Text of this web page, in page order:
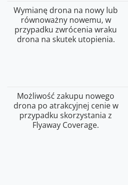
Wymianę drona na nowy lub
równoważny nowemu, w
przypadku zwrócenia wraku
drona na skutek utopienia.
Możliwość zakupu nowego
drona po atrakcyjnej cenie w
przypadku skorzystania z
Flyaway Coverage.